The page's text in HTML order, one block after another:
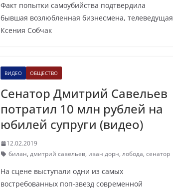
Факт попытки самоубийства подтвердила
бывшая возлюбленная бизнесмена, телеведущая
Ксения Собчак
ВИДЕО ОБЩЕСТВО
Сенатор Дмитрий Савельев
потратил 10 млн рублей на
юбилей супруги (видео)
12.02.2019
билан, дмитрий савельев, иван дорн, лобода, сенатор
На сцене выступали одни из самых
востребованных поп-звезд современной